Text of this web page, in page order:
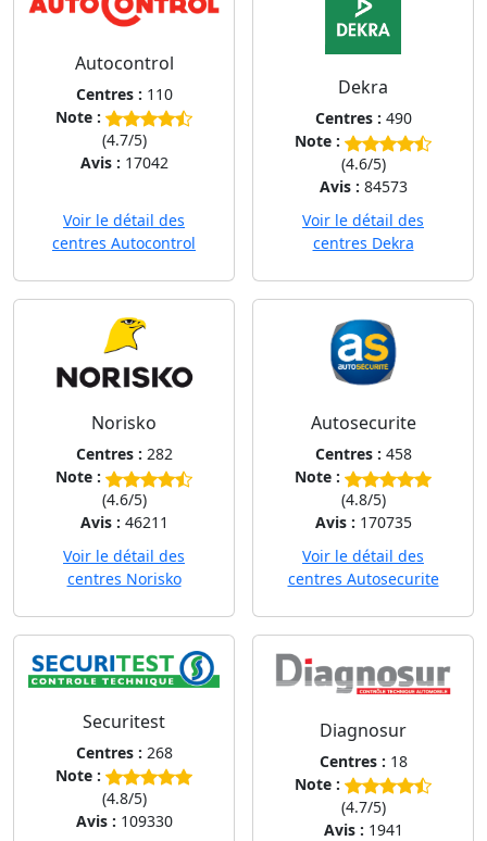
Autocontrol
Centres : 110
Note :
(4.7/5)
Avis : 17042
Voir le détail des
centres Autocontrol
Dekra
Centres : 490
Note :
(4.6/5)
Avis : 84573
Voir le détail des
centres Dekra
Norisko
Centres : 282
Note :
(4.6/5)
Avis : 46211
Voir le détail des
centres Norisko
Autosecurite
Centres : 458
Note :
(4.8/5)
Avis : 170735
Voir le détail des
centres Autosecurite
Securitest
Centres : 268
Note :
(4.8/5)
Avis : 109330
Diagnosur
Centres : 18
Note :
(4.7/5)
Avis : 1941